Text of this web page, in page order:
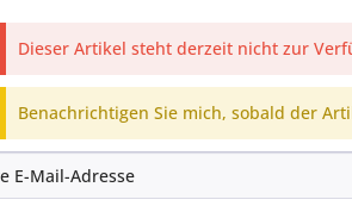
Dieser Artikel steht derzeit nicht zur
Benachrichtigen Sie mich, sobald der